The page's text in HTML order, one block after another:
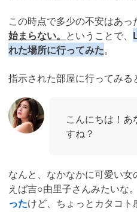
この時点で多少の不安はあっ
始まらない。 ということで、
れた場所に行ってみた。
指示された部屋に行ってみる
こんにちは！
すね？
なんと、なかなかに可愛い
えば吉○由里子さんみたいな
ったけど、ちょっとカタコト